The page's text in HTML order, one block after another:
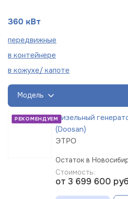
360 кВт
передвижные
в контейнере
в кожухе/ капоте
Модель
РЕКОМЕНДУЕМДизельный
(Doosan)
ЭТРО
Остаток в
Стоимость:
от 3 699 600